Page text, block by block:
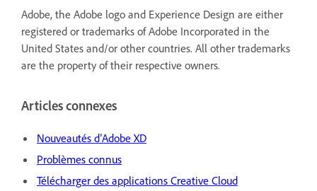
Adobe, the Adobe logo and Experience Design are either
registered or trademarks of Adobe Incorporated in the
United States and/or other countries. All other trademarks
are the property of their respective owners.
Articles connexes
Nouveautés d’Adobe XD
Problèmes connus
Télécharger des applications Creative Cloud